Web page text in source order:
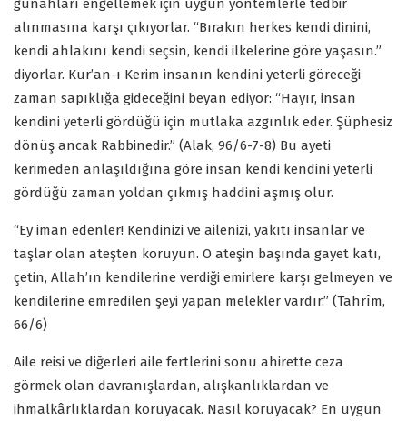
günahları engellemek için uygun yöntemlerle tedbir
alınmasına karşı çıkıyorlar. “Bırakın herkes kendi dinini,
kendi ahlakını kendi seçsin, kendi ilkelerine göre yaşasın.”
diyorlar. Kur’an-ı Kerim insanın kendini yeterli göreceği
zaman sapıklığa gideceğini beyan ediyor: “Hayır, insan
kendini yeterli gördüğü için mutlaka azgınlık eder. Şüphesiz
dönüş ancak Rabbinedir.” (Alak, 96/6-7-8) Bu ayeti
kerimeden anlaşıldığına göre insan kendi kendini yeterli
gördüğü zaman yoldan çıkmış haddini aşmış olur.
“Ey iman edenler! Kendinizi ve ailenizi, yakıtı insanlar ve
taşlar olan ateşten koruyun. O ateşin başında gayet katı,
çetin, Allah’ın kendilerine verdiği emirlere karşı gelmeyen ve
kendilerine emredilen şeyi yapan melekler vardır.” (Tahrîm,
66/6)
Aile reisi ve diğerleri aile fertlerini sonu ahirette ceza
görmek olan davranışlardan, alışkanlıklardan ve
ihmalkârlıklardan koruyacak. Nasıl koruyacak? En uygun